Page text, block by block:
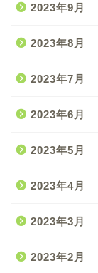
2023年9月
2023年8月
2023年7月
2023年6月
2023年5月
2023年4月
2023年3月
2023年2月